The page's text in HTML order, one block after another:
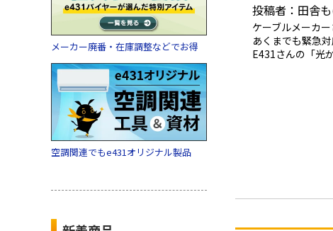
メーカー廃番・在庫調整などでお得
空調関連でもe431オリジナル製品
投稿者：田舎
ケーブルメーカ
あくまでも緊急
E431さんの「光